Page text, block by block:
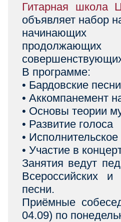
Гитарная школа
объявляет набор
начинающих
продолжающих
В программе:
• Бардовские песни
• Аккомпанемент
• Основы теории
• Развитие голоса
•
• Участие в
Занятия ведут
Всероссийских
песни.
Приёмные
04.09) по